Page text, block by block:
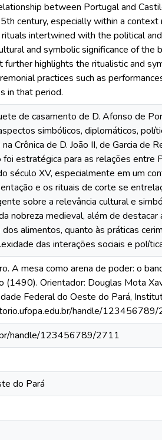
between Portugal and
century, especially within a
intertwined with the political
and symbolic significance of the
further highlights the ritualistic and
practices such as
in that period.
de casamento de D. Afonso de
simbólicos, diplomáticos,
Crônica de D. João II, de Garcia de
estratégica para as relações entre
século XV, especialmente em um
e os rituais de corte se
sobre a relevância cultural e
nobreza medieval, além de
alimentos, quanto às práticas
das interações sociais e
A mesa como arena de poder: o
(1490). Orientador: Douglas Mota
Federal do Oeste do Pará,
handle/
handle/123456789/2711
do Pará